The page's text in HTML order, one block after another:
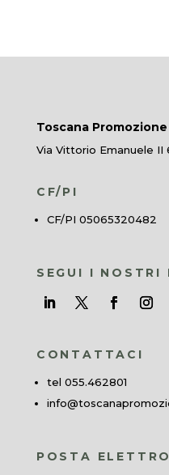
Toscana
Via Vittorio Emanuele II
CF/PI
CF/PI 05065320482
SEGUI I NOSTRI
CONTATTACI
tel 055.462801
POSTA